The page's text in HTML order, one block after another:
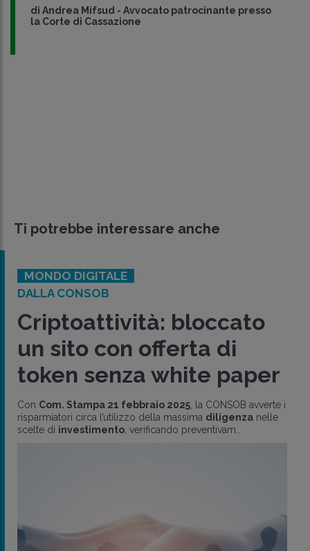
di Andrea Mifsud - Avvocato patrocinante presso
la Corte di Cassazione
Ti potrebbe interessare anche
MONDO DIGITALE
DALLA CONSOB
Criptoattività: bloccato
un sito con offerta di
token senza white paper
Con Com. Stampa 21 febbraio 2025, la CONSOB avverte i
risparmiatori circa l’utilizzo della massima diligenza nelle
scelte di investimento, verificando preventivam..